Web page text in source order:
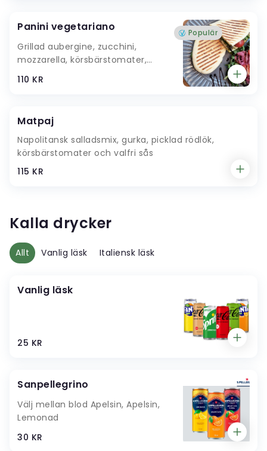
Panini vegetariano
Grillad aubergine, zucchini,
mozzarella, körsbärstomater,
110 KR
Populär
Matpaj
Napolitansk salladsmix, gurka, picklad rödlök,
körsbärstomater och valfri sås
115 KR
Kalla drycker
Allt Vanlig läsk Italiensk läsk
Vanlig läsk
25 KR
Sanpellegrino
Välj mellan blod Apelsin, Apelsin,
Lemonad
30 KR